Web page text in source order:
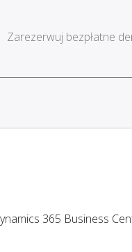
Zarezerwuj bezpłatne
365 Business